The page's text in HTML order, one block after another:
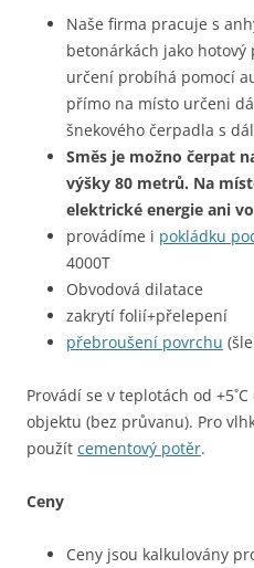
Naše firma pracuje s
betonárkách jako
určení probíhá pomocí
přímo na místo určeni
šnekového čerpadla s
Směs je možno čerpat
výšky 80 metrů. Na
elektrické energie ani
provádíme i pokládku
4000T
Obvodová dilatace
zakrytí folií+přelepení
přebroušení povrchu
Provádí se v teplotách od
objektu (bez průvanu). Pro
použít cementový potěr.
Ceny
Ceny jsou kalkulovány